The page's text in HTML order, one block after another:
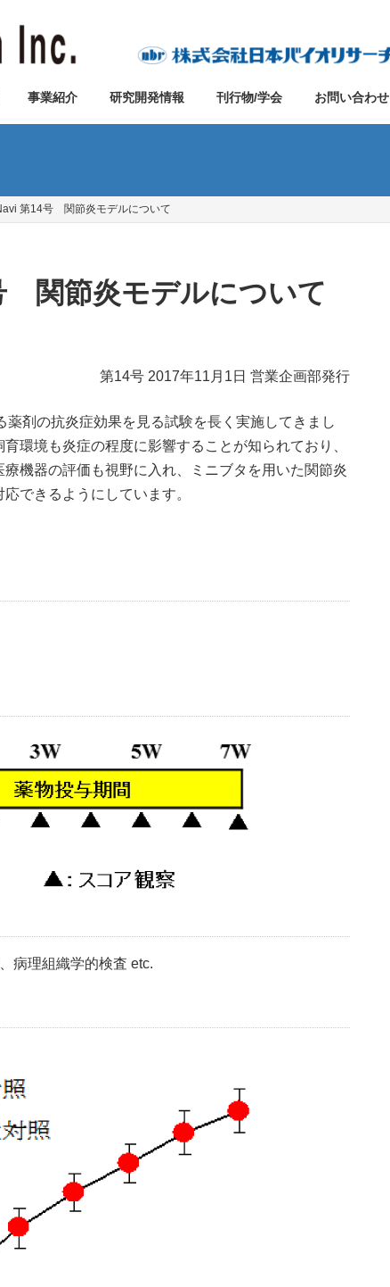
事業紹介 研究開発情報 刊行物/学会 お問い合わせ
第14号 関節炎モデルについて
関節炎モデルについて
第14号 2017年11月1日 営業企画部発行
剤の抗炎症効果を見る試験を長く実施してきまし
環境も炎症の程度に影響することが知られており、
機器の評価も視野に入れ、ミニブタを用いた関節炎
できるようにしています。
病理組織学的検査 etc.